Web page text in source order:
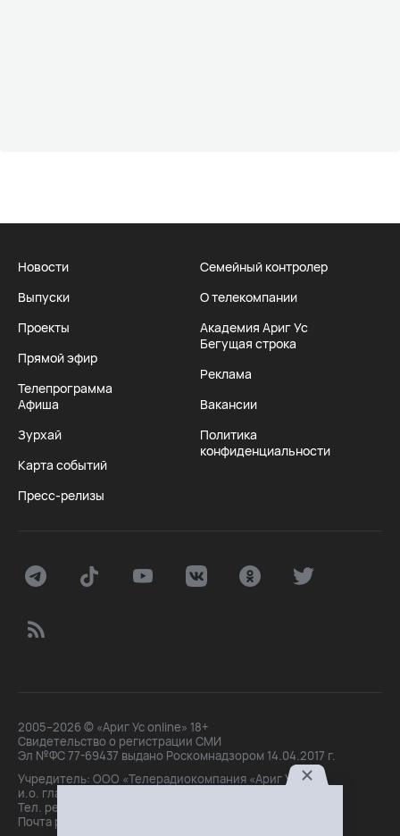
Новости
Выпуски
Проекты
Прямой эфир
Телепрограмма
Афиша
Зурхай
Карта событий
Пресс-релизы
Семейный контролер
О телекомпании
Академия Ариг Ус
Бегущая строка
Реклама
Вакансии
Политика
конфиденциальности
2005–2026 © «Ариг Ус online» 18+
Свидетельство о регистрации СМИ
Эл №ФС 77-69437 выдано Роскомнадзором 14.04.2017 г.
Учредитель: ООО «Телерадиокомпания «Ариг Ус»,
и.о. главного редактора: Маханова О.Б.
Тел. peдakции: +7(3012)21-30-14,
Почта peдakции: editor@arigus.tv